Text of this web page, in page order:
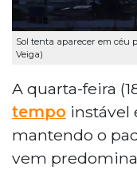
Sol tenta aparecer em céu
Veiga)
A quarta-feira
tempo instável
mantendo o
vem